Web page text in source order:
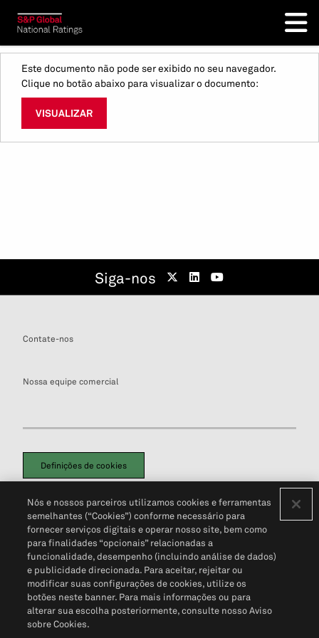
Este documento não pode ser exibido no seu navegador.
Clique no botão abaixo para visualizar o documento:
VISUALIZAR
Siga-nos
Contate-nos
Nossa equipe comercial
Definições de cookies
Política de PrivacidadePortal de privacidade do cliente (em inglês)
Não Venda Minhas Informações Pessoais© 2026 S&P Global
Nós e nossos parceiros utilizamos cookies e ferramentas
semelhantes (“Cookies”) conforme necessário para
fornecer serviços digitais e operar nosso site, bem como
para finalidades “opcionais” relacionadas a
funcionalidade, desempenho (incluindo análise de dados)
e publicidade direcionada. Para aceitar, rejeitar ou
modificar suas configurações de cookies, utilize os
botões neste banner. Para mais informações ou para
alterar sua escolha posteriormente, consulte nosso Aviso
sobre Cookies.